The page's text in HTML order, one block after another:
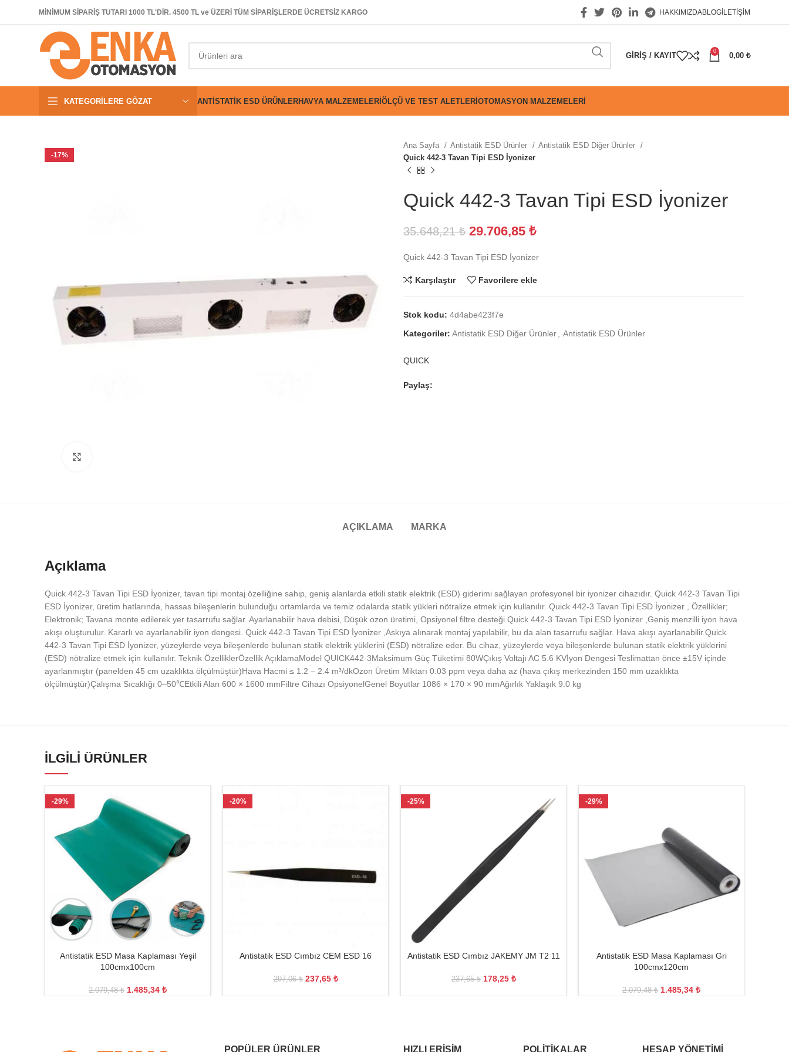
MİNİMUM SİPARİŞ TUTARI 1000 TL'DİR. 4500 TL ve ÜZERİ TÜM SİPARİŞLERDE ÜCRETSİZ KARGO HAKKIMIZDABLOGİLETIŞIM
GIRIŞ / KAYIT
0
0,00 ₺
KATEGORILERE GÖZAT ANTISTATIK ESD ÜRÜNLERHAVYA MALZEMELERIÖLÇÜ VE TEST ALETLERIOTOMASYON MALZEMELERI
-17%
Ana Sayfa Antistatik ESD Ürünler
Antistatik ESD Diğer Ürünler
Quick 442-3 Tavan Tipi ESD İyonizer
Quick 442-3 Tavan Tipi ESD İyonizer
35.648,21₺ 29.706,85 ₺
Quick 442-3 Tavan Tipi ESD İyonizer
Karşılaştır Favorilere ekle
Stok kodu: 4d4abe423f7e
Kategoriler: Antistatik ESD Diğer Ürünler Antistatik ESD Ürünler
QUICK
Paylaş:
AÇIKLAMA MARKA
Açıklama
Quick 442-3 Tavan Tipi ESD İyonizer, tavan tipi montaj özelliğine sahip, geniş alanlarda etkili statik elektrik (ESD) giderimi sağlayan profesyonel bir iyonizer cihazıdır. Quick 442-3 Tavan Tipi
ESD İyonizer, üretim hatlarında, hassas bileşenlerin bulunduğu ortamlarda ve temiz odalarda statik yükleri nötralize etmek için kullanılır. Quick 442-3 Tavan Tipi ESD İyonizer , Özellikler;
Elektronik; Tavana monte edilerek yer tasarrufu sağlar. Ayarlanabilir hava debisi, Düşük ozon üretimi, Opsiyonel filtre desteği.Quick 442-3 Tavan Tipi ESD İyonizer ,Geniş menzilli iyon hava
akışı oluşturulur. Kararlı ve ayarlanabilir iyon dengesi. Quick 442-3 Tavan Tipi ESD İyonizer ,Askıya alınarak montaj yapılabilir, bu da alan tasarrufu sağlar. Hava akışı ayarlanabilir.Quick
442-3 Tavan Tipi ESD İyonizer, yüzeylerde veya bileşenlerde bulunan statik elektrik yüklerini (ESD) nötralize eder. Bu cihaz, yüzeylerde veya bileşenlerde bulunan statik elektrik yüklerini
(ESD) nötralize etmek için kullanılır. Teknik ÖzelliklerÖzellik AçıklamaModel QUICK442-3Maksimum Güç Tüketimi 80WÇıkış Voltajı AC 5.6 KVİyon Dengesi Teslimattan önce ±15V içinde
ayarlanmıştır (panelden 45 cm uzaklıkta ölçülmüştür)Hava Hacmi ≤ 1.2 – 2.4 m³/dkOzon Üretim Miktarı 0.03 ppm veya daha az (hava çıkış merkezinden 150 mm uzaklıkta
ölçülmüştür)Çalışma Sıcaklığı 0–50℃Etkili Alan 600 × 1600 mmFiltre Cihazı OpsiyonelGenel Boyutlar 1086 × 170 × 90 mmAğırlık Yaklaşık 9.0 kg
İLGILI ÜRÜNLER
-29%
Antistatik ESD Masa Kaplaması Yeşil
100cmx100cm
2.079,48₺ 1.485,34 ₺
-20%
Antistatik ESD Cımbız CEM ESD 16
297,06₺ 237,65 ₺
-25%
Antistatik ESD Cımbız JAKEMY JM T2 11
237,65₺ 178,25 ₺
-29%
Antistatik ESD Masa Kaplaması Gri
100cmx120cm
2.079,48₺ 1.485,34 ₺
POPÜLER ÜRÜNLER HIZLI ERIŞIM POLITIKALAR HESAP YÖNETIMI